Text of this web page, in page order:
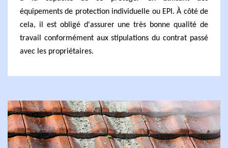
équipements de protection individuelle ou EPI. À côté de
cela, il est obligé d'assurer une très bonne qualité de
travail conformément aux stipulations du contrat passé
avec les propriétaires.